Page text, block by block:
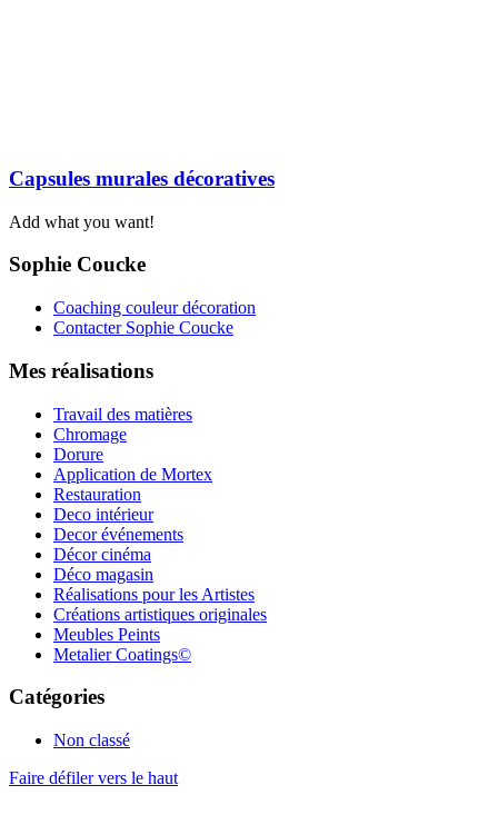
Capsules murales décoratives
Add what you want!
Sophie Coucke
Coaching couleur décoration
Contacter Sophie Coucke
Mes réalisations
Travail des matières
Chromage
Dorure
Application de Mortex
Restauration
Deco intérieur
Decor événements
Décor cinéma
Déco magasin
Réalisations pour les Artistes
Créations artistiques originales
Meubles Peints
Metalier Coatings©
Catégories
Non classé
Faire défiler vers le haut